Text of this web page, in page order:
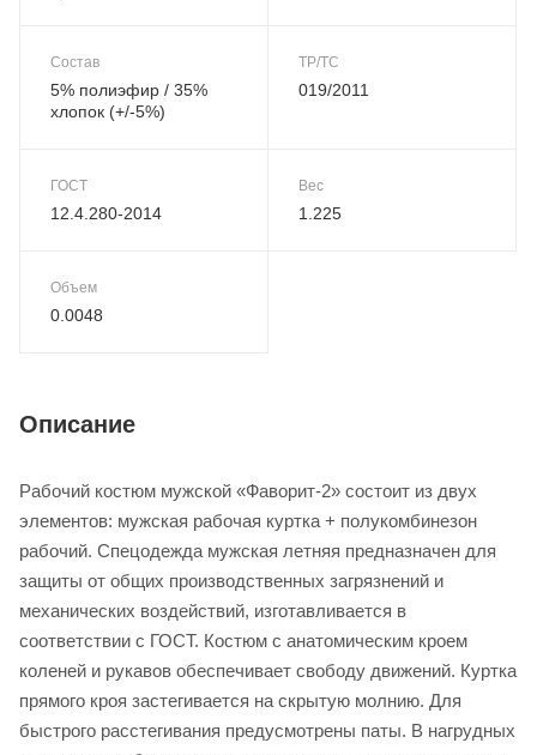
Состав
5% полиэфир / 35%
хлопок (+/-5%)
ТР/ТС
019/2011
ГОСТ
12.4.280-2014
Вес
1.225
Объем
0.0048
Описание
Рабочий костюм мужской «Фаворит-2» состоит из двух
элементов: мужская рабочая куртка + полукомбинезон
рабочий. Спецодежда мужская летняя предназначен для
защиты от общих производственных загрязнений и
механических воздействий, изготавливается в
соответствии с ГОСТ. Костюм с анатомическим кроем
коленей и рукавов обеспечивает свободу движений. Куртка
прямого кроя застегивается на скрытую молнию. Для
быстрого расстегивания предусмотрены паты. В нагрудных